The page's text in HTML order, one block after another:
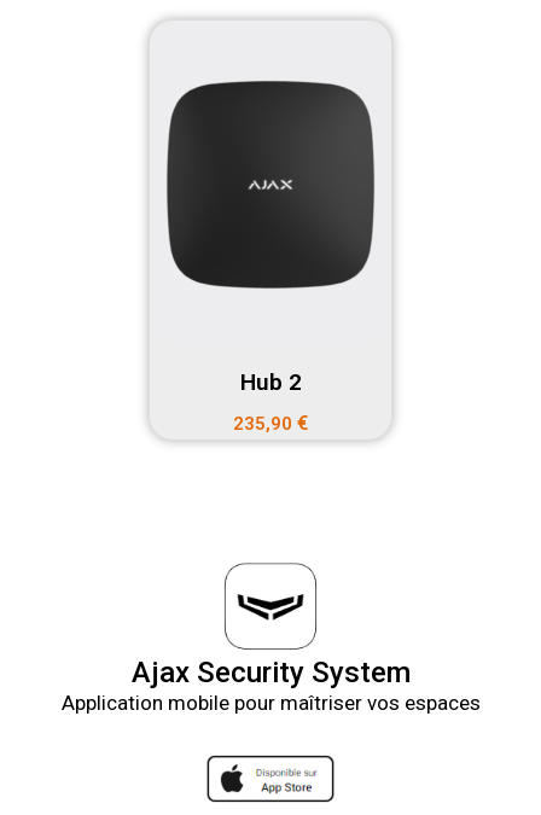
Hub 2
235,90 €
Ajax Security System
Application mobile pour maîtriser vos espaces